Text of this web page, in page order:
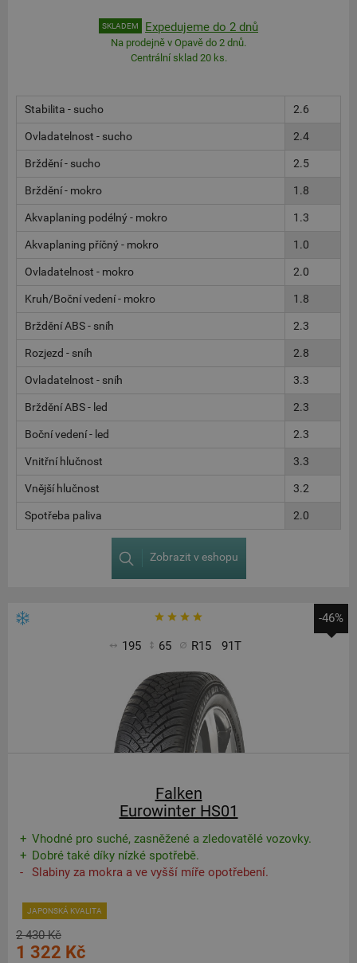
SKLADEM Expedujeme do 2 dnů
Na prodejně v Opavě do 2 dnů.
Centrální sklad 20 ks.
Stabilita - sucho 2.6
Ovladatelnost - sucho 2.4
Brždění - sucho 2.5
Brždění - mokro 1.8
Akvaplaning podélný - mokro 1.3
Akvaplaning příčný - mokro 1.0
Ovladatelnost - mokro 2.0
Kruh/Boční vedení - mokro 1.8
Brždění ABS - sníh 2.3
Rozjezd - sníh 2.8
Ovladatelnost - sníh 3.3
Brždění ABS - led 2.3
Boční vedení - led 2.3
Vnitřní hlučnost 3.3
Vnější hlučnost 3.2
Spotřeba paliva 2.0
Zobrazit v eshopu
195 65 R15 91T
-46%
Falken
Eurowinter HS01
Vhodné pro suché, zasněžené a zledovatělé vozovky.
Dobré také díky nízké spotřebě.
Slabiny za mokra a ve vyšší míře opotřebení.
JAPONSKÁ KVALITA
2 430 Kč
1 322 Kč